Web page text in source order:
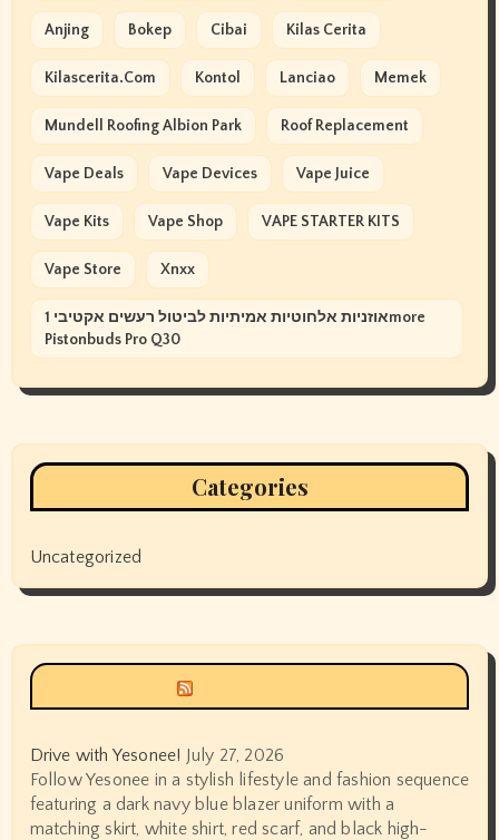
Anjing Bokep Cibai Kilas Cerita
Kilascerita.com Kontol Lanciao Memek
Mundell Roofing Albion Park Roof Replacement
Vape Deals Vape Devices Vape Juice
Vape Kits Vape Shop VAPE STARTER KITS
Vape Store Xnxx
אוזניות אלחוטיות אמיתיות לביטול רעשים אקטיבי 1more
Pistonbuds Pro Q30
Categories
Uncategorized
Drive with Yesonee! July 27, 2026
Follow Yesonee in a stylish lifestyle and fashion sequence
featuring a dark navy blue blazer uniform with a
matching skirt, white shirt, red scarf, and black high-